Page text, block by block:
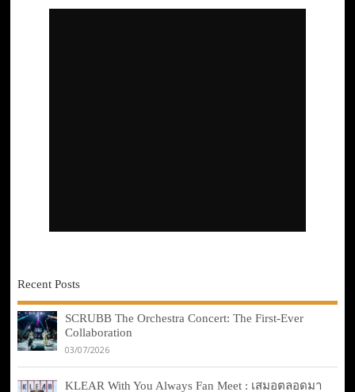
Recent Posts
SCRUBB The Orchestra Concert: The First-Ever
Collaboration
03/07/2026
KLEAR With You Always Fan Meet : เสมอตลอดมา